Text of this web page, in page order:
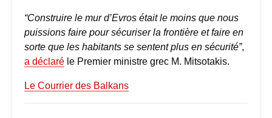
“Construire le mur d’Evros était le moins que nous
puissions faire pour sécuriser la frontière et faire en
sorte que les habitants se sentent plus en sécurité”,
a déclaré le Premier ministre grec M. Mitsotakis.
Le Courrier des Balkans